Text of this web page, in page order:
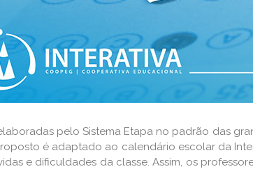
pelo Sistema Etapa no padrão das
é adaptado ao calendário escolar da
e dificuldades da classe. Assim, os